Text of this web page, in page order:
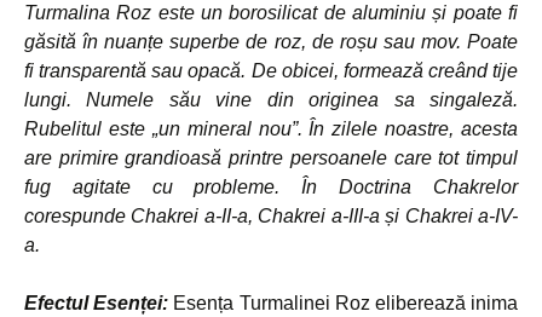
Turmalina Roz este un borosilicat de aluminiu și poate fi
găsită în nuanțe superbe de roz, de roșu sau mov. Poate
fi transparentă sau opacă. De obicei, formează creând tije
lungi. Numele său vine din originea sa singaleză.
Rubelitul este „un mineral nou”. În zilele noastre, acesta
are primire grandioasă printre persoanele care tot timpul
fug agitate cu probleme. În Doctrina Chakrelor
corespunde Chakrei a-II-a, Chakrei a-III-a și Chakrei a-IV-
a.
Efectul Esenței: Esența Turmalinei Roz eliberează inima